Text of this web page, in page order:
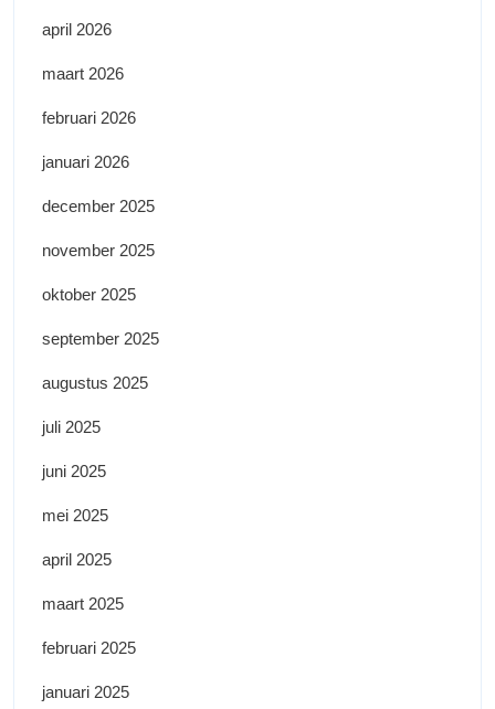
april 2026
maart 2026
februari 2026
januari 2026
december 2025
november 2025
oktober 2025
september 2025
augustus 2025
juli 2025
juni 2025
mei 2025
april 2025
maart 2025
februari 2025
januari 2025